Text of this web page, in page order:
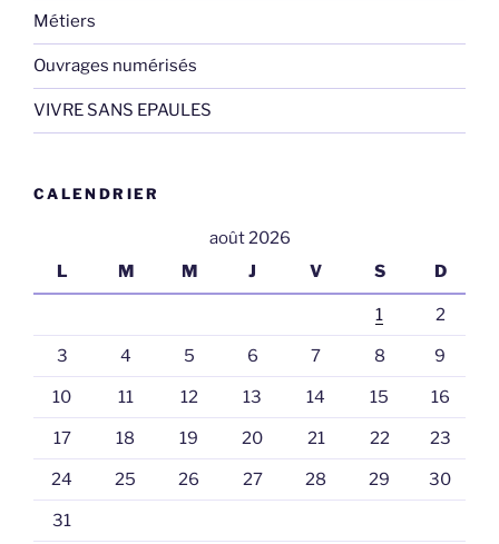
Métiers
Ouvrages numérisés
VIVRE SANS EPAULES
CALENDRIER
août 2026
L
M M J V S D
1 2
3 4 5 6 7 8 9
10 11 12 13 14 15 16
17 18 19 20 21 22 23
24 25 26 27 28 29 30
31